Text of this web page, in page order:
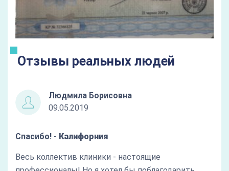
Отзывы реальных людей
Людмила Борисовна
09.05.2019
Спасибо! - Калифорния
Весь коллектив клиники - настоящие